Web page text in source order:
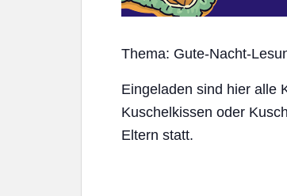
Thema: Gute-Nacht-
Eingeladen sind hier alle
Kuschelkissen oder
Eltern statt.